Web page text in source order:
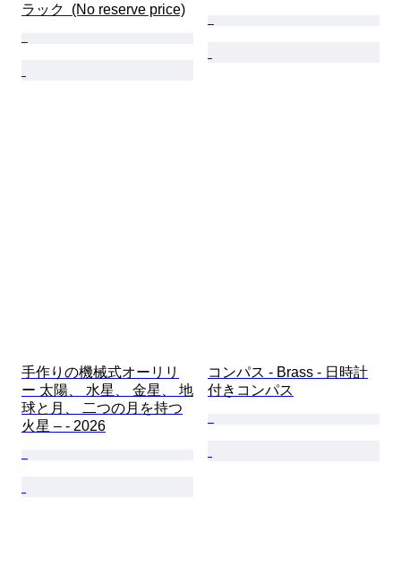
ラック  (No reserve price)
手作りの機械式オーリリ
ー 太陽、 水星、 金星、 地
球と月、 二つの月を持つ
火星 – - 2026
コンパス - Brass - 日時計
付きコンパス